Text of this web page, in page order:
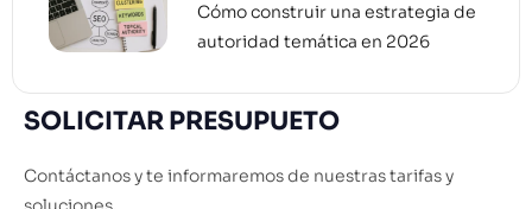
Cómo construir una estrategia de
autoridad temática en 2026
SOLICITAR PRESUPUETO
Contáctanos y te informaremos de nuestras tarifas y